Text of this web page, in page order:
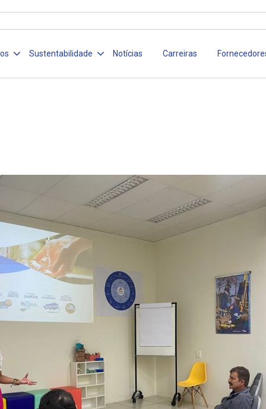
Sustentabilidade Notícias Carreiras